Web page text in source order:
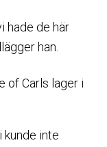
hade de här
han.
of Carls lager i
kunde inte